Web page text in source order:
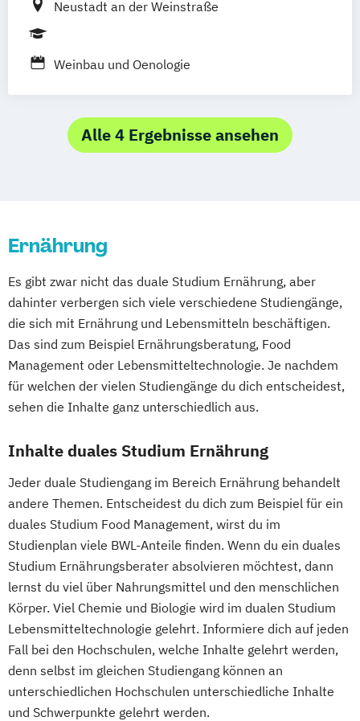
NPO Verbände und Stiftungen)
Textilmanagement Foodmanagement)
Neustadt an der Weinstraße
Weinbau und Oenologie
Alle 4 Ergebnisse ansehen
Ernährung
Es gibt zwar nicht das duale Studium Ernährung, aber
dahinter verbergen sich viele verschiedene Studiengänge,
die sich mit Ernährung und Lebensmitteln beschäftigen.
Das sind zum Beispiel Ernährungsberatung, Food
Management oder Lebensmitteltechnologie. Je nachdem
für welchen der vielen Studiengänge du dich entscheidest,
sehen die Inhalte ganz unterschiedlich aus.
Inhalte duales Studium Ernährung
Jeder duale Studiengang im Bereich Ernährung behandelt
andere Themen. Entscheidest du dich zum Beispiel für ein
duales Studium Food Management, wirst du im
Studienplan viele BWL-Anteile finden. Wenn du ein duales
Studium Ernährungsberater absolvieren möchtest, dann
lernst du viel über Nahrungsmittel und den menschlichen
Körper. Viel Chemie und Biologie wird im dualen Studium
Lebensmitteltechnologie gelehrt. Informiere dich auf jeden
Fall bei den Hochschulen, welche Inhalte gelehrt werden,
denn selbst im gleichen Studiengang können an
unterschiedlichen Hochschulen unterschiedliche Inhalte
und Schwerpunkte gelehrt werden.